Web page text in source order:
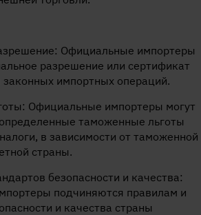
Официальные импортеры
разрешение или сертификат
импортных операций.
Официальные импортеры могут
таможенные льготы
в зависимости от таможенной
страны.
безопасности и качества:
подчиняются правилам и
и качества страны